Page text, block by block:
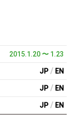
2015.1.20〜 1.23
JP/ EN
JP/ EN
JP/ EN